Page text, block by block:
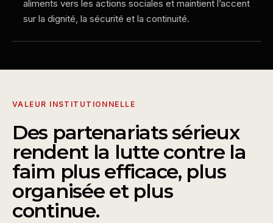
aliments vers les actions sociales et maintient l’accent
sur la dignité, la sécurité et la continuité.
VALEUR INSTITUTIONNELLE
Des partenariats sérieux
rendent la lutte contre la
faim plus efficace, plus
organisée et plus
continue.